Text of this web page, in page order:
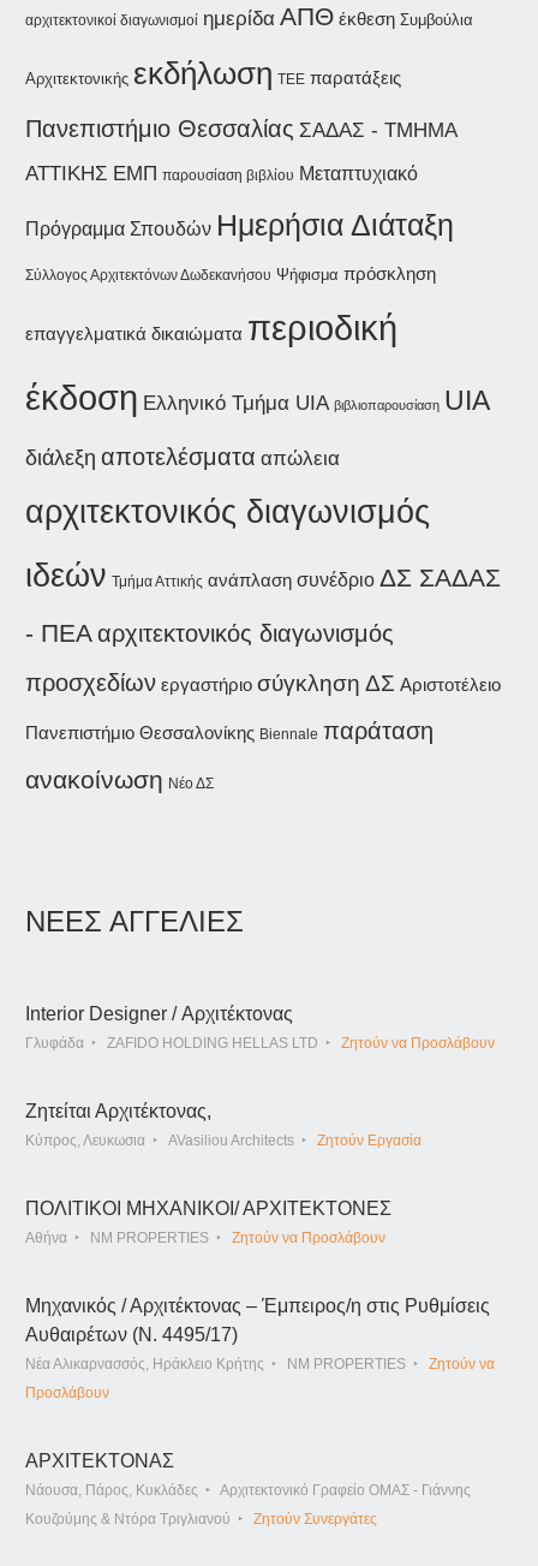
αρχιτεκτονικοί διαγωνισμοί ημερίδα ΑΠΘ έκθεση Συμβούλια
Αρχιτεκτονικής εκδήλωση ΤΕΕ παρατάξεις
Πανεπιστήμιο Θεσσαλίας ΣΑΔΑΣ - ΤΜΗΜΑ
ΑΤΤΙΚΗΣ ΕΜΠ παρουσίαση βιβλίου Μεταπτυχιακό
Πρόγραμμα Σπουδών Ημερήσια Διάταξη
Σύλλογος Αρχιτεκτόνων Δωδεκανήσου Ψήφισμα πρόσκληση
επαγγελματικά δικαιώματα περιοδική
έκδοση Ελληνικό Τμήμα UIA βιβλιοπαρουσίαση UIA
διάλεξη αποτελέσματα απώλεια
αρχιτεκτονικός διαγωνισμός
ιδεών Τμήμα Αττικής ανάπλαση συνέδριο ΔΣ ΣΑΔΑΣ
- ΠΕΑ αρχιτεκτονικός διαγωνισμός
προσχεδίων εργαστήριο σύγκληση ΔΣ Αριστοτέλειο
Πανεπιστήμιο Θεσσαλονίκης Biennale παράταση
ανακοίνωση Νέο ΔΣ
ΝΕΕΣ ΑΓΓΕΛΙΕΣ
Interior Designer / Αρχιτέκτονας
Γλυφάδα ZAFIDO HOLDING HELLAS LTD Ζητούν να Προσλάβουν
Ζητείται Αρχιτέκτονας,
Κύπρος, Λευκωσια AVasiliou Architects Ζητούν Εργασία
ΠΟΛΙΤΙΚΟΙ ΜΗΧΑΝΙΚΟΙ/ ΑΡΧΙΤΕΚΤΟΝΕΣ
Αθήνα NM PROPERTIES Ζητούν να Προσλάβουν
Μηχανικός / Αρχιτέκτονας – Έμπειρος/η στις Ρυθμίσεις
Αυθαιρέτων (Ν. 4495/17)
Νέα Αλικαρνασσός, Ηράκλειο Κρήτης NM PROPERTIES
Ζητούν να
Προσλάβουν
ΑΡΧΙΤΕΚΤΟΝΑΣ
Νάουσα, Πάρος, Κυκλάδες
Αρχιτεκτονικό Γραφείο ΟΜΑΣ - Γιάννης
Κουζούμης & Ντόρα Τριγλιανού
Ζητούν Συνεργάτες